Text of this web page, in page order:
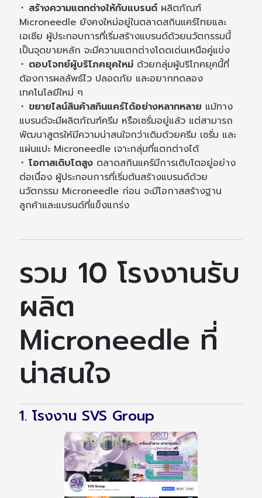
⬝ สร้างความแตกต่างให้กับแบรนด์ ผลิตภัณฑ์
Microneedle ยังคงใหม่อยู่ในตลาดสกินแคร์ไทยและ
เอเชีย ผู้ประกอบการที่เริ่มสร้างแบรนด์ด้วยนวัตกรรมนี้
เป็นจุดขายหลัก จะมีความแตกต่างโดดเด่นเหนือคู่แข่ง
⬝ ตอบโจทย์ผู้บริโภคยุคใหม่ ด้วยกลุ่มผู้บริโภคยุคนี้ที่
ต้องการผลลัพธ์ไว ปลอดภัย และอยากทดลอง
เทคโนโลยีใหม่ ๆ
⬝ ขยายไลน์สินค้าสกินแคร์ได้อย่างหลากหลาย แม้ทาง
แบรนด์จะมีผลิตภัณฑ์ครีม หรือเซรั่มอยู่แล้ว แต่สามารถ
พัฒนาสูตรให้มีความน่าสนใจกว่าเดิมด้วยครีม เซรั่ม และ
แผ่นแปะ Microneedle เจาะกลุ่มที่แตกต่างได้
⬝ โอกาสเติบโตสูง ตลาดสกินแคร์มีการเติบโตอยู่อย่าง
ต่อเนื่อง ผู้ประกอบการที่เริ่มต้นสร้างแบรนด์ด้วย
นวัตกรรม Microneedle ก่อน จะมีโอกาสสร้างฐาน
ลูกค้าและแบรนด์ที่แข็งแกร่ง
รวม 10 โรงงานรับ
ผลิต
Microneedle ที่
น่าสนใจ
1. โรงงาน SVS Group